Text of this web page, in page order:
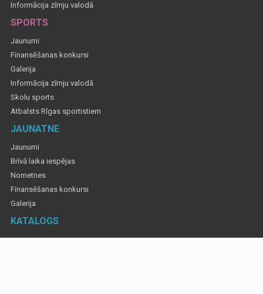
Informācija zīmju valodā
SPORTS
Jaunumi
Finansēšanas konkursi
Galerija
Informācija zīmju valodā
Skolu sports
Atbalsts Rīgas sportistiem
JAUNATNE
Jaunumi
Brīvā laika iespējas
Nometnes
Finansēšanas konkursi
Galerija
KATALOGS